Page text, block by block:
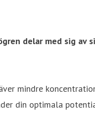
delar med sig
mindre
din optimala